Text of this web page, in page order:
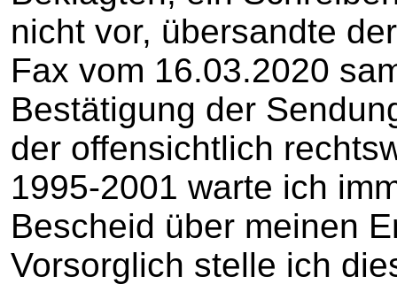
nicht vor, übersandte
Fax vom 16.03.2020
Bestätigung der
der offensichtlich
1995-2001 warte ich
Bescheid über meinen
Vorsorglich stelle ich